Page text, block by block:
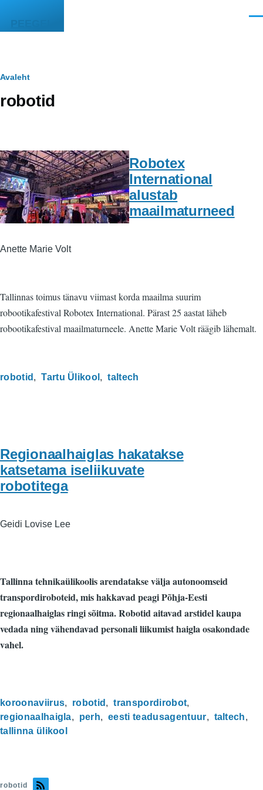
PEEGEL
Leivapuru
Avaleht
robotid
Robotex
International
alustab
maailmaturneed
Anette Marie Volt
Tallinnas toimus tänavu viimast korda maailma suurim
robootikafestival Robotex International. Pärast 25 aastat läheb
robootikafestival maailmaturneele. Anette Marie Volt räägib lähemalt.
robotid Tartu Ülikool taltech
Regionaalhaiglas hakatakse
katsetama iseliikuvate
robotitega
Geidi Lovise Lee
Tallinna tehnikaülikoolis arendatakse välja autonoomseid
transpordiroboteid, mis hakkavad peagi Põhja-Eesti
regionaalhaiglas ringi sõitma. Robotid aitavad arstidel kaupa
vedada ning vähendavad personali liikumist haigla osakondade
vahel.
koroonaviirus robotid
transpordirobot
regionaalhaigla
perh eesti teadusagentuur
taltech
tallinna ülikool
robotid